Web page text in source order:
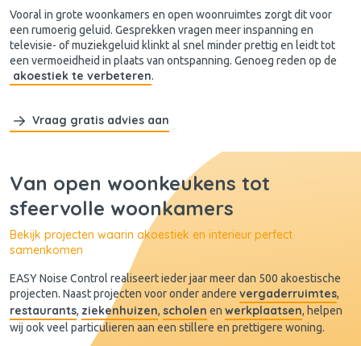
Vooral in grote woonkamers en open woonruimtes zorgt dit voor
een rumoerig geluid. Gesprekken vragen meer inspanning en
televisie- of muziekgeluid klinkt al snel minder prettig en leidt tot
een vermoeidheid in plaats van ontspanning. Genoeg reden op de
akoestiek te verbeteren.
Vraag gratis advies aan
Van open woonkeukens tot
sfeervolle woonkamers
Bekijk projecten waarin akoestiek en interieur perfect
samenkomen
EASY Noise Control realiseert ieder jaar meer dan 500 akoestische
projecten. Naast projecten voor onder andere vergaderruimtes,
restaurants, ziekenhuizen, scholen en werkplaatsen, helpen
wij ook veel particulieren aan een stillere en prettigere woning.